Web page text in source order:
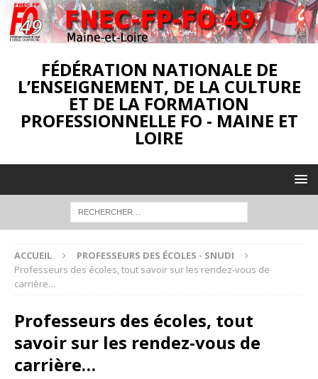
FÉDÉRATION NATIONALE DE
L’ENSEIGNEMENT, DE LA CULTURE
ET DE LA FORMATION
PROFESSIONNELLE FO - MAINE ET
LOIRE
ACCUEIL
PROFESSEURS DES ÉCOLES - SNUDI
Professeurs des écoles, tout savoir sur les rendez-vous de
carrière…
Professeurs des écoles, tout
savoir sur les rendez-vous de
carrière…